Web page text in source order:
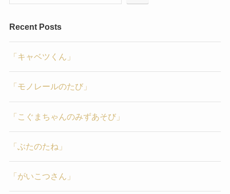
Recent Posts
「キャベツくん」
「モノレールのたび」
「こぐまちゃんのみずあそび」
「ぶたのたね」
「がいこつさん」